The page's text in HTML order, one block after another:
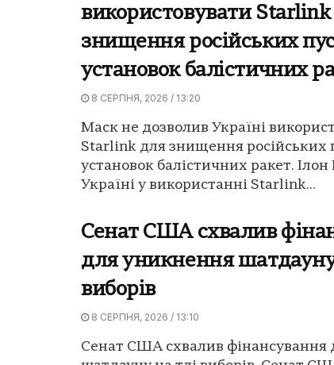
використовувати
знищення російських
установок балістичних
8 СЕРПНЯ, 2026 / 13:20
Маск не дозволив Україні
Starlink для знищення російських
установок балістичних ракет.
Україні у використанні Starlink...
Сенат США схвалив
для уникнення шатдауну
виборів
8 СЕРПНЯ, 2026 / 13:10
Сенат США схвалив фінансування